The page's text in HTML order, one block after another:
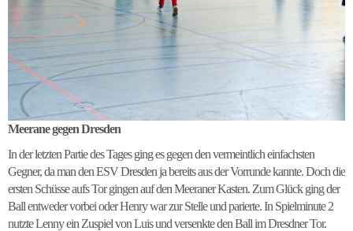
Meerane gegen Dresden
In der letzten Partie des Tages ging es gegen den vermeintlich einfachsten
Gegner, da man den ESV Dresden ja bereits aus der Vorrunde kannte. Doch die
ersten Schüsse aufs Tor gingen auf den Meeraner Kasten. Zum Glück ging der
Ball entweder vorbei oder Henry war zur Stelle und parierte. In Spielminute 2
nutzte Lenny ein Zuspiel von Luis und versenkte den Ball im Dresdner Tor.